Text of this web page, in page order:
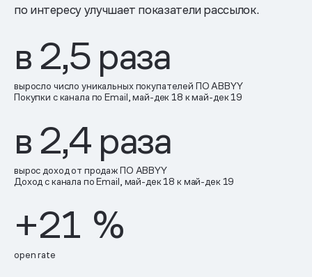
по интересу улучшает показатели рассылок.
в2,5 раза
выросло число уникальных покупателей ПО ABBYY
Покупки с канала по Email, май-дек 18 к май-дек 19
в2,4 раза
вырос доход от продаж ПО ABBYY
Доход с канала по Email, май-дек 18 к май-дек 19
+21 %
open rate